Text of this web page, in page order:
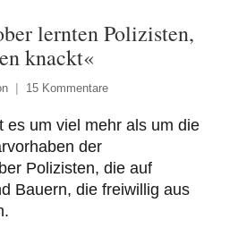
lernten Polizisten,
knackt«
15 Kommentare
es um viel mehr als um die
der
Polizisten, die auf
Bauern, die freiwillig aus